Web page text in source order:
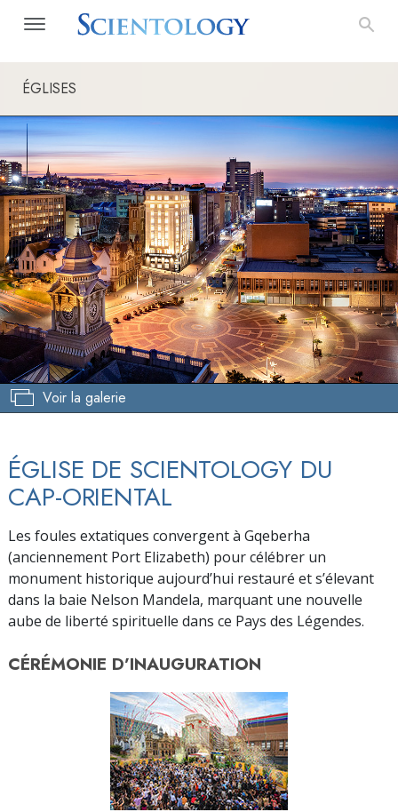
ÉGLISES
Voir la galerie
ÉGLISE DE SCIENTOLOGY DU
CAP-ORIENTAL
Les foules extatiques convergent à Gqeberha
(anciennement Port Elizabeth) pour célébrer un
monument historique aujourd’hui restauré et s’élevant
dans la baie Nelson Mandela, marquant une nouvelle
aube de liberté spirituelle dans ce Pays des Légendes.
CÉRÉMONIE D’INAUGURATION